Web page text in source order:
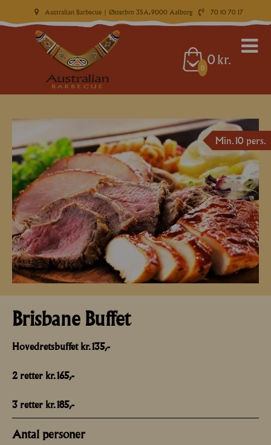
Australian Barbecue | Østerbro 35A, 9000 Aalborg 70 10 70 17
0
0 kr.
Min. 10 pers.
Brisbane Buffet
Hovedretsbuffet kr. 135,-
2 retter kr. 165,-
3 retter kr. 185,-
Antal personer